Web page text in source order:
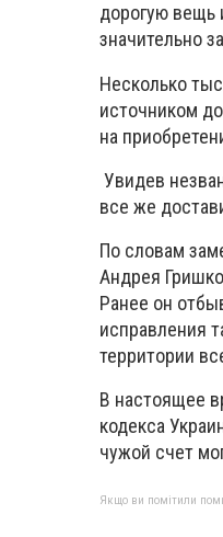
дорогую вещь
значительно
Несколько
источником
на
Увидев
все же
По словам
Андрея
Ранее он
исправления
территории
В настоящее
кодекса
чужой счет
Якщо ви помітили